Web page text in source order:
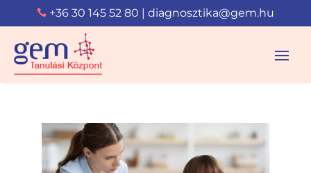
 +36 30 145 52 80 | diagnosztika@gem.hu